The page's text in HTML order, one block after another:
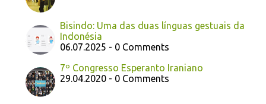
Bisindo: Uma das duas línguas gestuais da
Indonésia
06.07.2025 - 0 Comments
7º Congresso Esperanto Iraniano
29.04.2020 - 0 Comments